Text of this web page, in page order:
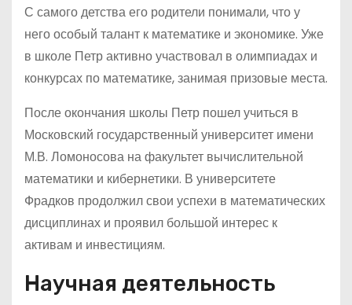
С самого детства его родители понимали, что у
него особый талант к математике и экономике. Уже
в школе Петр активно участвовал в олимпиадах и
конкурсах по математике, занимая призовые места.
После окончания школы Петр пошел учиться в
Московский государственный университет имени
М.В. Ломоносова на факультет вычислительной
математики и кибернетики. В университете
Фрадков продолжил свои успехи в математических
дисциплинах и проявил большой интерес к
активам и инвестициям.
Научная деятельность